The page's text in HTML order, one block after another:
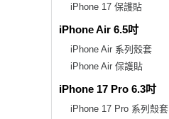
iPhone 17 保護貼
iPhone Air 6.5吋
iPhone Air 系列殼套
iPhone Air 保護貼
iPhone 17 Pro 6.3吋
iPhone 17 Pro 系列殼套